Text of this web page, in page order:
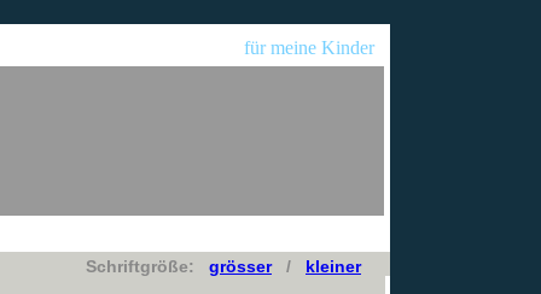
für meine Kinder
Schriftgröße: grösser/ kleiner